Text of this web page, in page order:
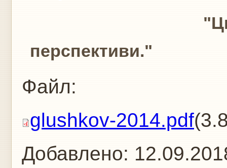
"Цифрова
перспективи."
Файл:
glushkov-2014.pdf
Добавлено: